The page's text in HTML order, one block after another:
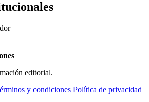
editorial.
y condiciones Política de privacidad